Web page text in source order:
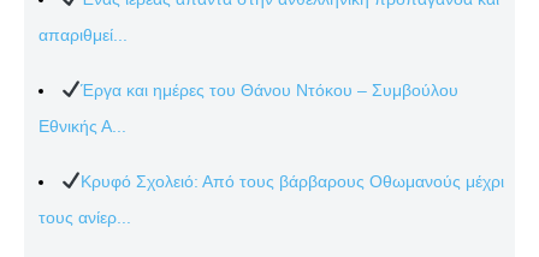
απαριθμεί...
Έργα και ημέρες του Θάνου Ντόκου – Συμβούλου
Εθνικής Α...
Κρυφό Σχολειό: Από τους βάρβαρους Οθωμανούς μέχρι
τους ανίερ...